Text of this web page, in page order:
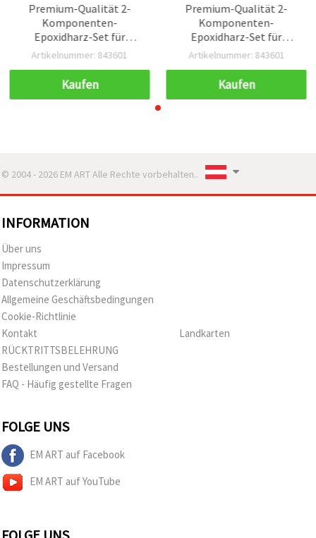
Premium-Qualität 2-
Komponenten-
Epoxidharz-Set für
Schmuckherstellung &
Mischungsverhältnis A/B
1:1, 560 g
Artikelnummer: 843601
Kaufen
Premium-Qualität 2-
Komponenten-
Epoxidharz-Set für
Schmuckherstellung &
Mischungsverhältnis A/B
1:1, 560 g
Artikelnummer: 843601
Kaufen
© 2004 - 2026 EM ART Alle Rechte vorbehalten..
INFORMATION
Über uns
Impressum
Datenschutzerklärung
Allgemeine Geschäftsbedingungen
Cookie-Richtlinie
Kontakt
RÜCKTRITTSBELEHRUNG
Bestellungen und Versand
FAQ - Häufig gestellte Fragen
Landkarten
FOLGE UNS
EM ART auf Facebook
EM ART auf YouTube